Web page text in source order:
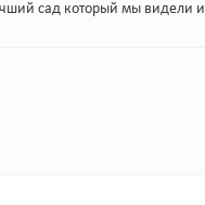
сад который мы видели